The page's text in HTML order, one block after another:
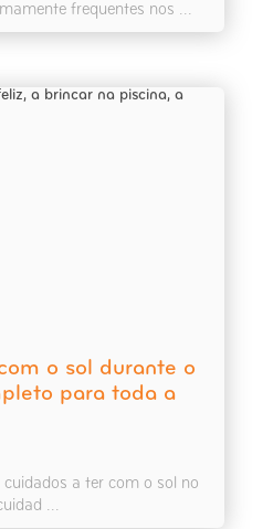
frequentes nos ...
o sol durante o
para toda a
cuidados a ter com o sol no
...